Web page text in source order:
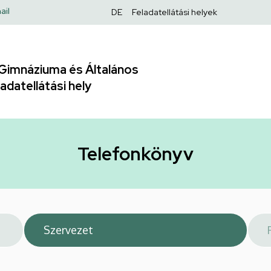
Felső
DE Feladatellátási helyek
és Általános
hely
Telefonkönyv